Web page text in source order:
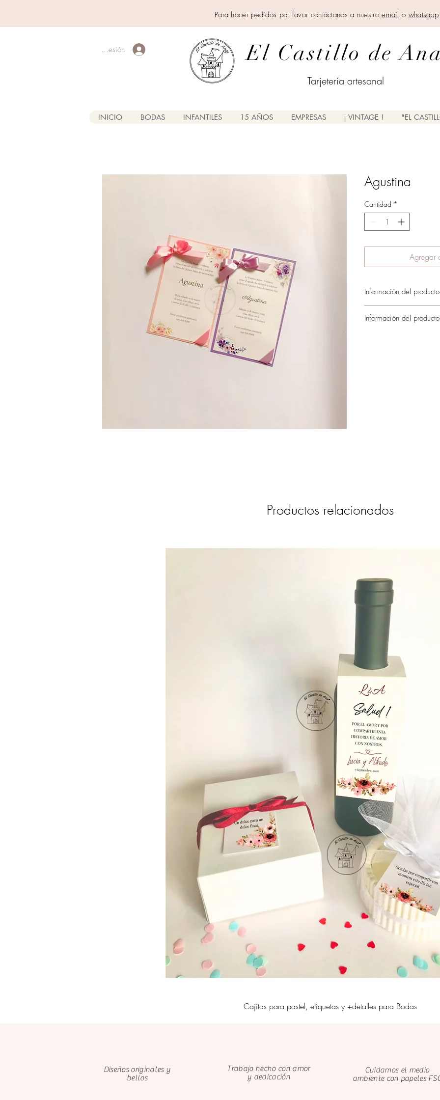
Para hacer pedidos por favor contáctanos a nuestroemail o whatsapp
Iniciar sesión El Castillo de Ana
Tarjetería artesanal
INICIO BODAS INFANTILES 15 AÑOS EMPRESAS ¡ VINTAGE ! "EL
Agustina
Cantidad *
Agregar
Información del producto
Información del producto
Productos relacionados
Cajitas para pastel, etiquetas y +detalles para Bodas
Diseños originales y
bellos
Trabajo hecho con amor
y dedicación
Cuidamos el medio
ambiente con papeles